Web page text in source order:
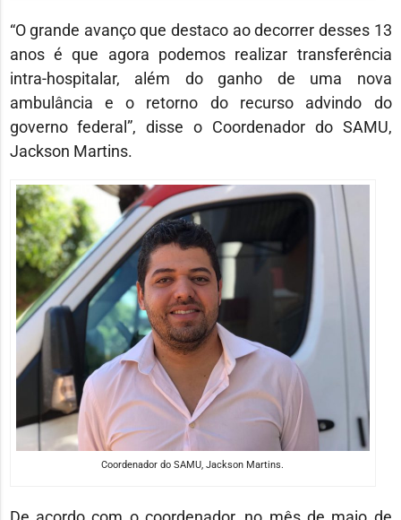
“O grande avanço que destaco ao decorrer desses 13
anos é que agora podemos realizar transferência
intra-hospitalar, além do ganho de uma nova
ambulância e o retorno do recurso advindo do
governo federal”, disse o Coordenador do SAMU,
Jackson Martins.
Coordenador do SAMU, Jackson Martins.